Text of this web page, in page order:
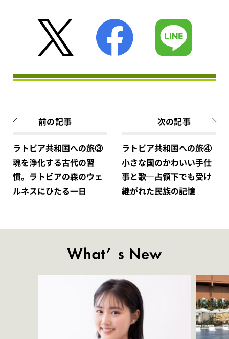
前の記事
ラトビア共和国への旅③
魂を浄化する古代の習
慣。ラトビアの森のウェ
ルネスにひたる一日
次の記事
ラトビア共和国への旅④
小さな国のかわいい手仕
事と歌─占領下でも受け
継がれた民族の記憶